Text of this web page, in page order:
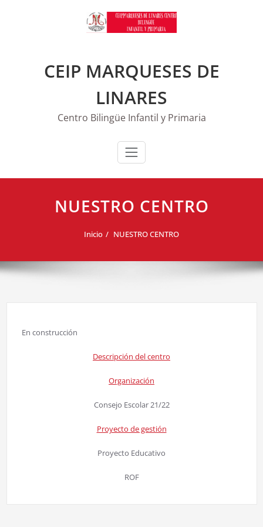
CEIP MARQUESES DE
LINARES
Centro Bilingüe Infantil y Primaria
NUESTRO CENTRO
Inicio NUESTRO CENTRO
En construcción
Descripción del centro
Organización
Consejo Escolar 21/22
Proyecto de gestión
Proyecto Educativo
ROF